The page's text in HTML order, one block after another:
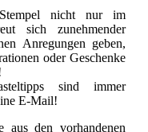
nicht nur im
sich zunehmender
Anregungen geben,
oder Geschenke
sind immer
E-Mail!
aus den vorhandenen